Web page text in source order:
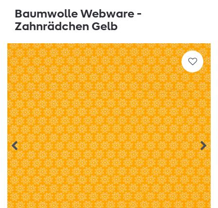
Baumwolle Webware -
Zahnrädchen Gelb